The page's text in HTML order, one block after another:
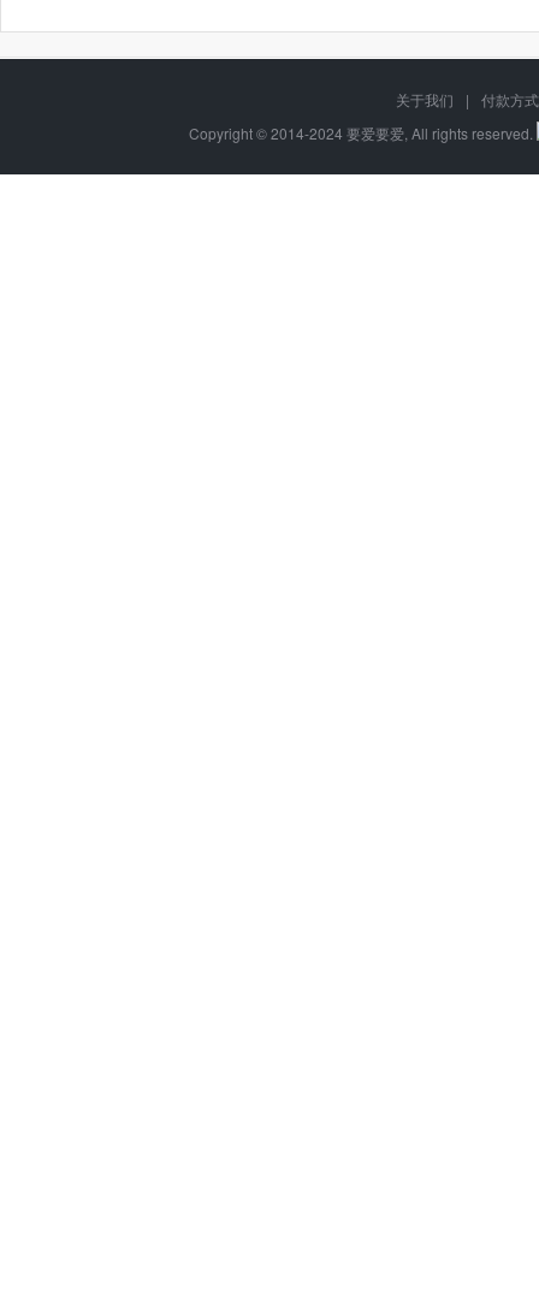
关于我们 |
付款方式
Copyright © 2014-2024 要爱要爱, All rights reserved.